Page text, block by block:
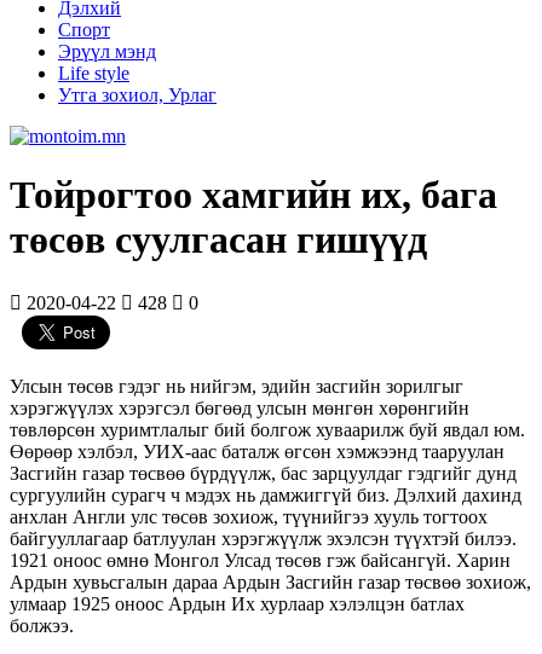
Дэлхий
Спорт
Эрүүл мэнд
Life style
Утга зохиол, Урлаг
Тойрогтоо хамгийн их, бага
төсөв суулгасан гишүүд
2020-04-22 428 0
Улсын төсөв гэдэг нь нийгэм, эдийн засгийн зорилгыг
хэрэгжүүлэх хэрэгсэл бөгөөд улсын мөнгөн хөрөнгийн
төвлөрсөн хуримтлалыг бий болгож хуваарилж буй явдал юм.
Өөрөөр хэлбэл, УИХ-аас баталж өгсөн хэмжээнд тааруулан
Засгийн газар төсвөө бүрдүүлж, бас зарцуулдаг гэдгийг дунд
сургуулийн сурагч ч мэдэх нь дамжиггүй биз. Дэлхий дахинд
анхлан Англи улс төсөв зохиож, түүнийгээ хууль тогтоох
байгууллагаар батлуулан хэрэгжүүлж эхэлсэн түүхтэй билээ.
1921 оноос өмнө Монгол Улсад төсөв гэж байсангүй. Харин
Ардын хувьсгалын дараа Ардын Засгийн газар төсвөө зохиож,
улмаар 1925 оноос Ардын Их хурлаар хэлэлцэн батлах
болжээ.